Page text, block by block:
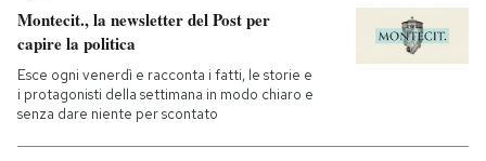
Montecit., la newsletter del Post per
capire la politica
Esce ogni venerdì e racconta i fatti, le storie e
i protagonisti della settimana in modo chiaro e
senza dare niente per scontato